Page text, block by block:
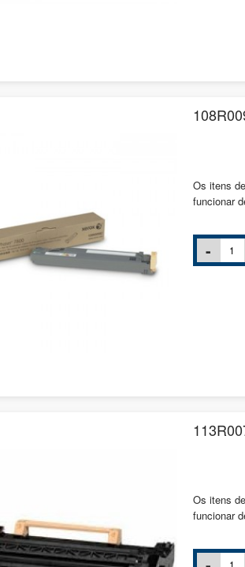
Os itens
funcionar
Os itens
funcionar